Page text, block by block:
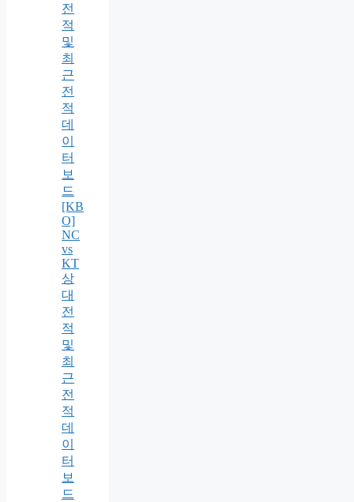
전
적
및
최
근
전
적
데
이
터
보
드
[KB
O]
NC
vs
KT
상
대
전
적
및
최
근
전
적
데
이
터
보
드